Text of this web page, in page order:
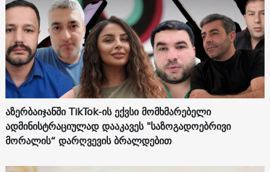
აზერბაიჯანში TikTok-ის ექვსი მომხმარებელი
ადმინისტრაციულად დააკავეს "საზოგადოებრივი
მორალის“ დარღვევის ბრალდებით